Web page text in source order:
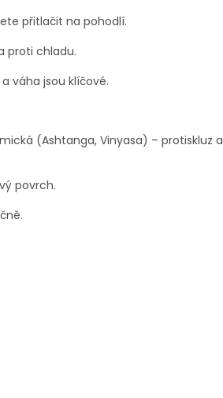
přitlačit na pohodlí.
proti chladu.
váha jsou klíčové.
(Ashtanga, Vinyasa) – protiskluz a
povrch.